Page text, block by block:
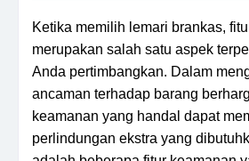
Ketika memilih lemari brankas,
merupakan salah satu aspek
Anda pertimbangkan. Dalam
ancaman terhadap barang
keamanan yang handal dapat
perlindungan ekstra yang